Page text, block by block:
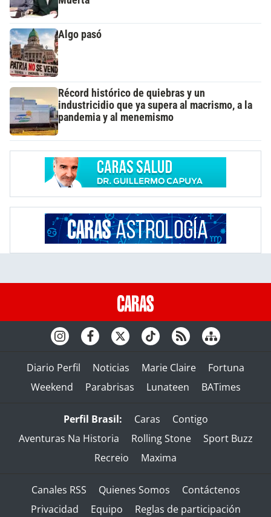
Algo pasó
Récord histórico de quiebras y un
industricidio que ya supera al macrismo, a la
pandemia y al menemismo
Diario Perfil Noticias Marie Claire
Fortuna
Weekend
Parabrisas Lunateen BATimes
Perfil Brasil: Caras
Contigo
Aventuras Na Historia
Rolling Stone
Sport Buzz
Recreio
Maxima
Canales RSS Quienes Somos
Contáctenos
Privacidad
Equipo Reglas de participación